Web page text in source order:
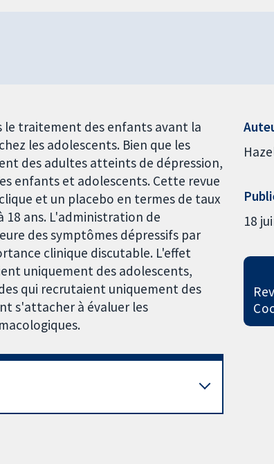
le traitement des enfants avant la
les adolescents. Bien que les
des adultes atteints de dépression,
enfants et adolescents. Cette revue
et un placebo en termes de taux
18 ans. L'administration de
des symptômes dépressifs par
clinique discutable. L'effet
uniquement des adolescents,
qui recrutaient uniquement des
s'attacher à évaluer les
18